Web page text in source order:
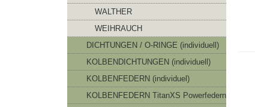
WALTHER
WEIHRAUCH
DICHTUNGEN / O-RINGE (individuell)
KOLBENDICHTUNGEN (individuell)
KOLBENFEDERN (individuel)
KOLBENFEDERN TitanXS Powerfedern